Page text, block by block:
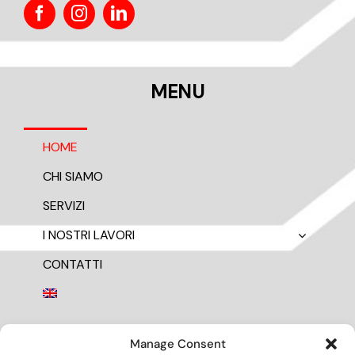
Manage Consent
MENU
HOME
CHI SIAMO
SERVIZI
I NOSTRI LAVORI
CONTATTI